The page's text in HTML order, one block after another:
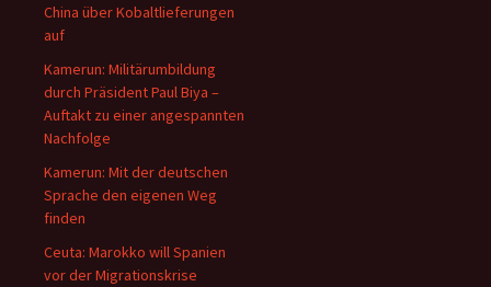
China über Kobaltlieferungen
auf
Kamerun: Militärumbildung
durch Präsident Paul Biya –
Auftakt zu einer angespannten
Nachfolge
Kamerun: Mit der deutschen
Sprache den eigenen Weg
finden
Ceuta: Marokko will Spanien
vor der Migrationskrise